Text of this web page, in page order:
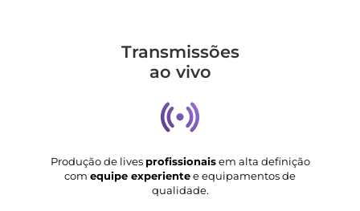
Transmis­sões
ao vivo
Produção de lives profissionaisem alta definição
com equipe experientee equipamentos de
qualidade.